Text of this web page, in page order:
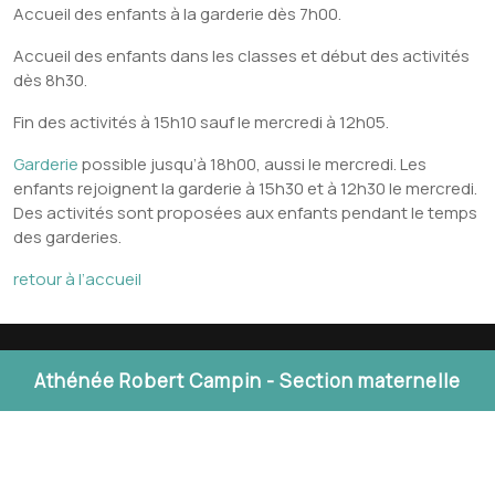
Accueil des enfants à la garderie dès 7h00.
Accueil des enfants dans les classes et début des activités
dès 8h30.
Fin des activités à 15h10 sauf le mercredi à 12h05.
Garderiepossible jusqu’à 18h00, aussi le mercredi. Les
enfants rejoignent la garderie à 15h30 et à 12h30 le mercredi.
Des activités sont proposées aux enfants pendant le temps
des garderies.
retour à l’accueil
Athénée Robert Campin - Section maternelle